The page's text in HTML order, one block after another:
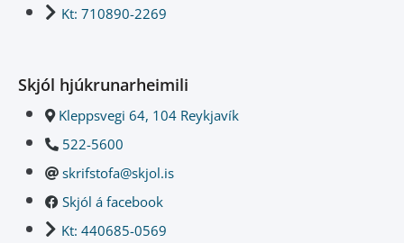
Kt: 710890-2269
Skjól hjúkrunarheimili
Kleppsvegi 64, 104 Reykjavík
522-5600
skrifstofa@skjol.is
Skjól á facebook
Kt: 440685-0569